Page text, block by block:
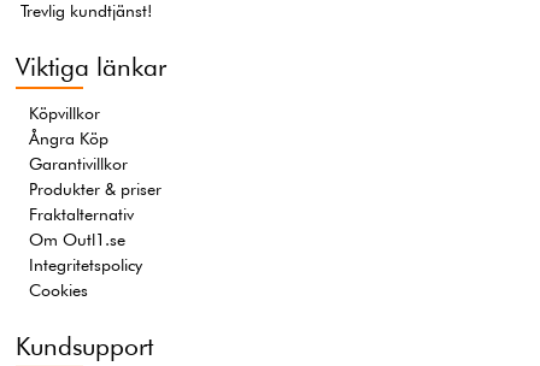
Trevlig kundtjänst!
Viktiga länkar
Köpvillkor
Ångra Köp
Garantivillkor
Produkter & priser
Fraktalternativ
Om Outl1.se
Integritetspolicy
Cookies
Kundsupport